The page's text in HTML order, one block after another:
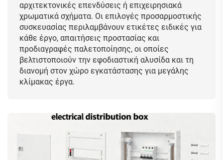
αρχιτεκτονικές επενδύσεις ή επιχειρησιακά
χρωματικά σχήματα. Οι επιλογές προσαρμοστικής
συσκευασίας περιλαμβάνουν ετικέτες ειδικές για
κάθε έργο, απαιτήσεις προστασίας και
προδιαγραφές παλετοποίησης, οι οποίες
βελτιστοποιούν την εφοδιαστική αλυσίδα και τη
διανομή στον χώρο εγκατάστασης για μεγάλης
κλίμακας έργα.